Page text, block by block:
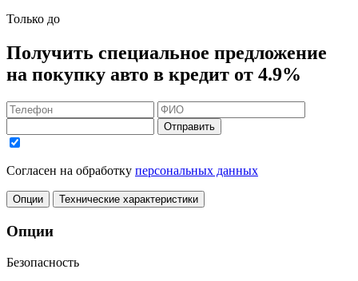
Только до
Получить специальное предложение
на покупку авто в кредит от 4.9%
Отправить
Согласен на обработку персональных данных
Опции Технические характеристики
Опции
Безопасность